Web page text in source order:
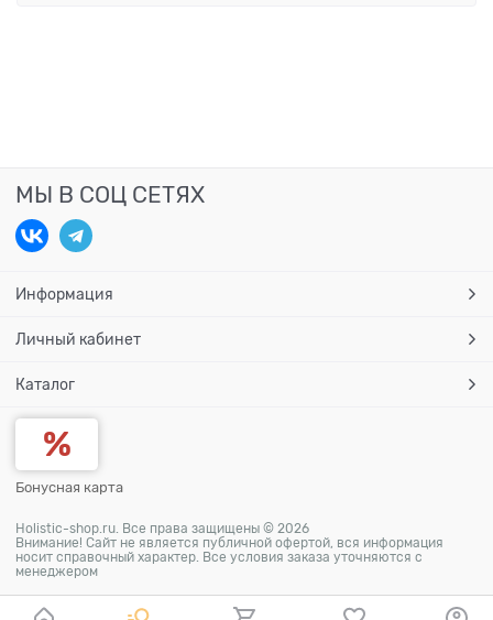
МЫ В СОЦ СЕТЯХ
Информация
Личный кабинет
Каталог
Бонусная карта
Holistic-shop.ru. Все права защищены © 2026
Внимание! Сайт не является публичной офертой, вся информация
носит справочный характер. Все условия заказа уточняются с
менеджером